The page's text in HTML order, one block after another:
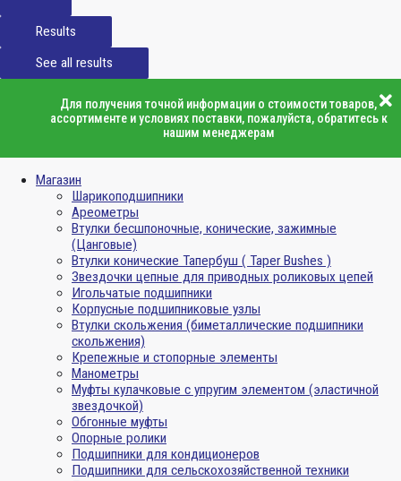
Results
See all results
Для получения точной информации о стоимости товаров,
ассортименте и условиях поставки, пожалуйста, обратитесь к
нашим менеджерам
Магазин
Шарикоподшипники
Ареометры
Втулки бесшпоночные, конические, зажимные
(Цанговые)
Втулки конические Тапербуш ( Taper Bushes )
Звездочки цепные для приводных роликовых цепей
Игольчатые подшипники
Корпусные подшипниковые узлы
Втулки скольжения (биметаллические подшипники
скольжения)
Крепежные и стопорные элементы
Манометры
Муфты кулачковые с упругим элементом (эластичной
звездочкой)
Обгонные муфты
Опорные ролики
Подшипники для кондиционеров
Подшипники для сельскохозяйственной техники